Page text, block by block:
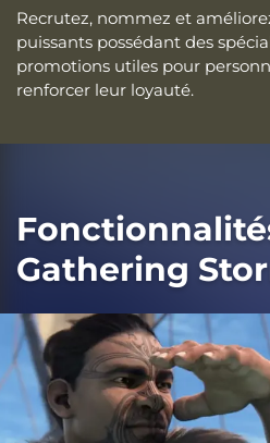
Recrutez, nommez et
puissants possédant des
promotions utiles pour
renforcer leur loyauté.
Gathering